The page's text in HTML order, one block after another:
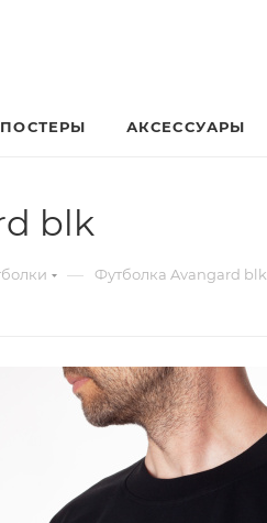
ПОСТЕРЫ АКСЕССУАРЫ
blk
— Футболка Avangard blk